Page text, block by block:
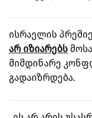
ისრაელის
არ იზიარებს
მიმდინარე
გადაიზრდება.